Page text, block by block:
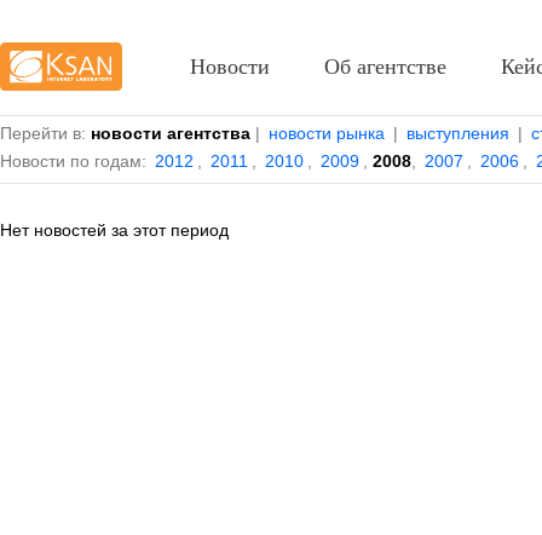
Перейти в: новости агентства | новости рынка | выступления |
Новости по годам: 2012 2011 2010 2009 2008 2007 2006
Нет новостей за этот период
Новости Об агентстве